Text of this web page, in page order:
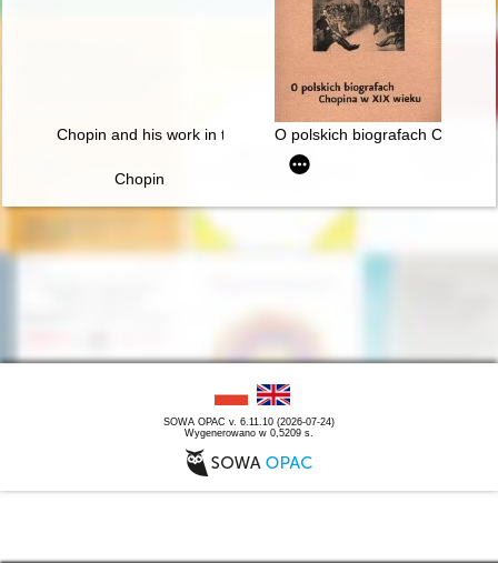
Chopin and his work in the context of culture. Vol 1-2
O polskich biografach Chopina
Chopin
SOWA OPAC v. 6.11.10 (2026-07-24)
Wygenerowano w 0,5209 s.